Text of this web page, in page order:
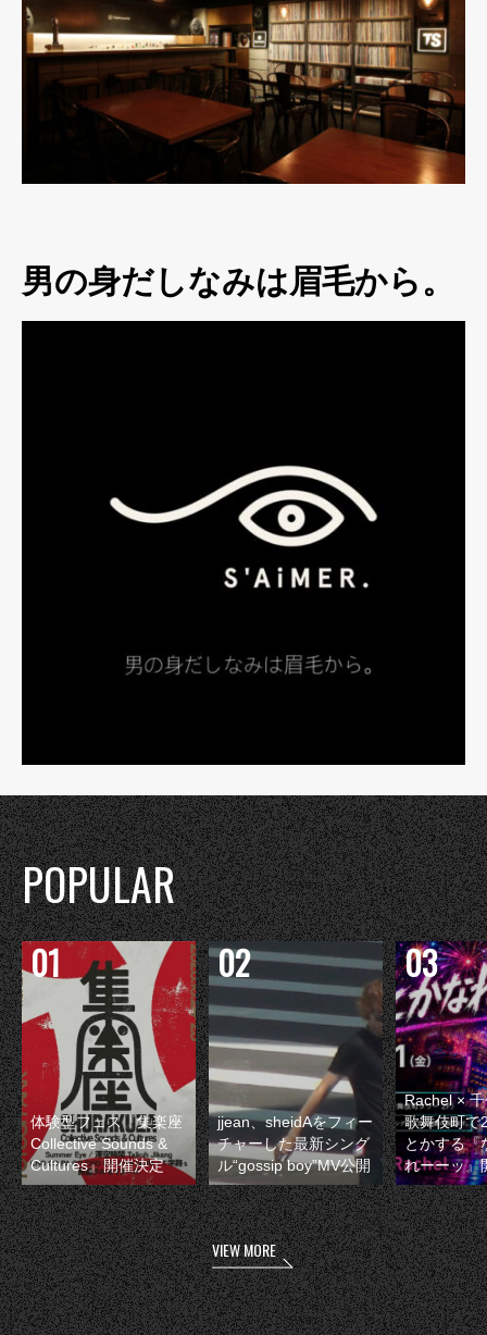
男の身だしなみは眉毛から。
POPULAR
体験型フェス『集楽座
Collective Sounds &
Cultures』開催決定
jjean、sheidAをフィー
チャーした最新シング
ル“gossip boy”MV公開
Rachel ×
歌舞伎町で
とかする『
れーーッ』
VIEW MORE